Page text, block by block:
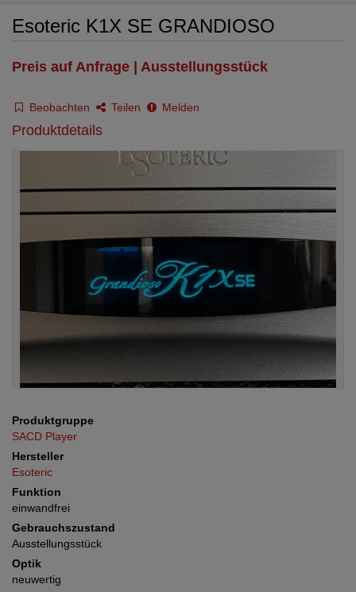
Esoteric K1X SE GRANDIOSO
Preis auf Anfrage | Ausstellungsstück
Beobachten Teilen Melden
Produktdetails
Produktgruppe
SACD Player
Hersteller
Esoteric
Funktion
einwandfrei
Gebrauchszustand
Ausstellungsstück
Optik
neuwertig